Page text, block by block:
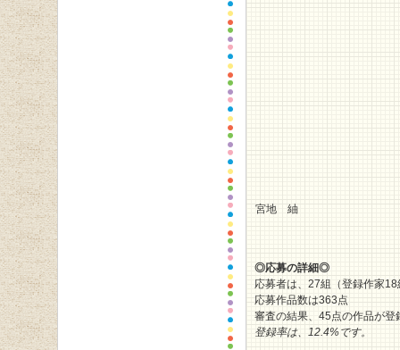
宮地 紬
◎応募の詳細◎
応募者は、27組（登録作家18
応募作品数は363点
審査の結果、45点の作品が登
登録率は、12.4%です。